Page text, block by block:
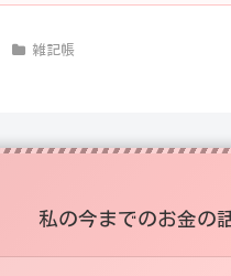
雑記帳
私の今までのお金の